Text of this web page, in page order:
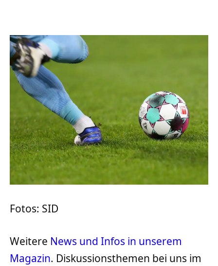
Fotos: SID
Weitere News und Infos in unserem
Magazin. Diskussionsthemen bei uns im